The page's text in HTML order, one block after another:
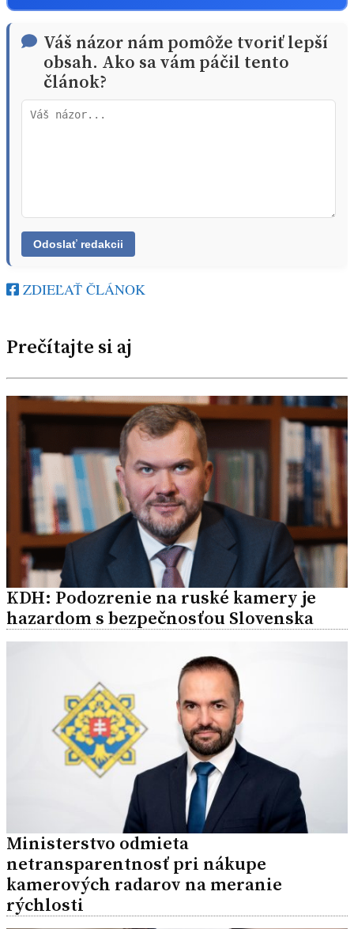
Váš názor nám pomôže tvoriť lepší
obsah. Ako sa vám páčil tento
článok?
ZDIEĽAŤ ČLÁNOK
Prečítajte si aj
KDH: Podozrenie na ruské kamery je
hazardom s bezpečnosťou Slovenska
Ministerstvo odmieta
netransparentnosť pri nákupe
kamerových radarov na meranie
rýchlosti